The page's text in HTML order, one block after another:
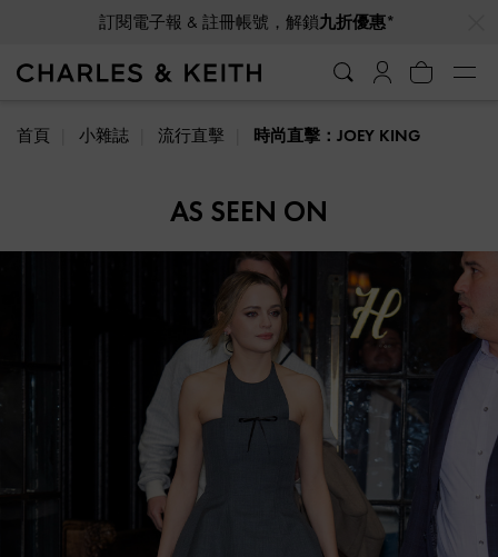
訂閱電子報 & 註冊帳號，解鎖九折優惠*
首頁 小雜誌 流行直擊 時尚直擊：JOEY KING
AS SEEN ON